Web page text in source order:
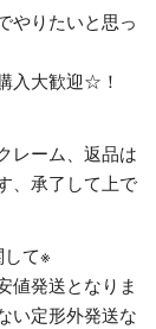
やりたいと思っ
入大歓迎☆！
レーム、返品は
、承了して上で
て※
値発送となりま
い定形外発送な